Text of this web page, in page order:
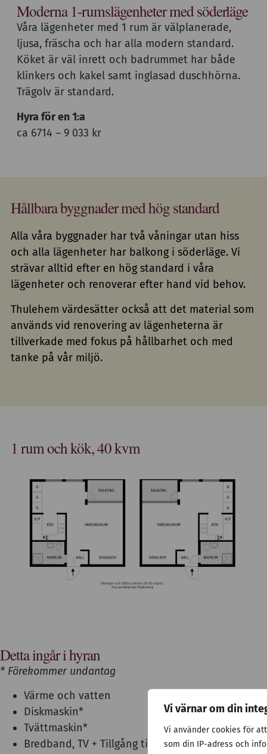
Vi värnar om din
Vi använder cookies för
som din IP-adress och
Moderna 1-rumslägenheter med söderläge
Våra lägenheter med 1 rum är välplanerade,
ljusa, fräscha och har alla modern standard.
Köket är väl inrett och badrummet har både
klinkers och kakel samt inglasad duschhörna.
Trägolv är standard.
Hyra för en 1:a
ca 6714 – 9 033 kr
Hållbara byggnader med hög standard
Alla våra byggnader har två våningar utan hiss
och alla lägenheter har balkong i söderläge. Vi
strävar alltid efter en hög standard i våra
lägenheter och renoverar efter hand vid behov.
Thulehem värdesätter också att det material som
används vid renovering av lägenheterna är
tillverkade med fokus på hållbarhet och med
tanke på vår miljö.
1 rum och kök, 40 kvm
Detta ingår i hyran
* Förekommer undantag
Värme och vatten
Diskmaskin*
Tvättmaskin*
Bredband, TV + Tillgång till IP-telefoni